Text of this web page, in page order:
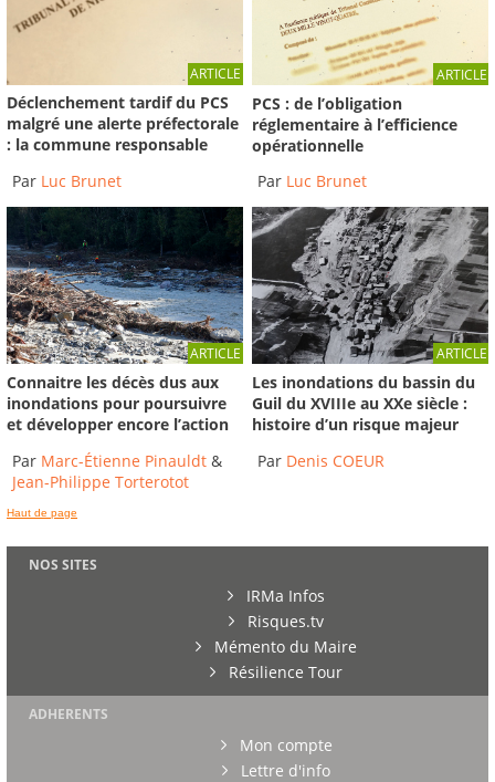
ARTICLE
Déclenchement tardif du PCS
malgré une alerte préfectorale
: la commune responsable
Par Luc Brunet
ARTICLE
PCS : de l’obligation
réglementaire à l’efficience
opérationnelle
Par Luc Brunet
ARTICLE
Connaitre les décès dus aux
inondations pour poursuivre
et développer encore l’action
Par Marc-Étienne Pinauldt &
Jean-Philippe Torterotot
ARTICLE
Les inondations du bassin du
Guil du XVIIIe au XXe siècle :
histoire d’un risque majeur
Par Denis COEUR
Haut de page
NOS SITES
IRMa Infos
Risques.tv
Mémento du Maire
Résilience Tour
ADHERENTS
Mon compte
Lettre d'info